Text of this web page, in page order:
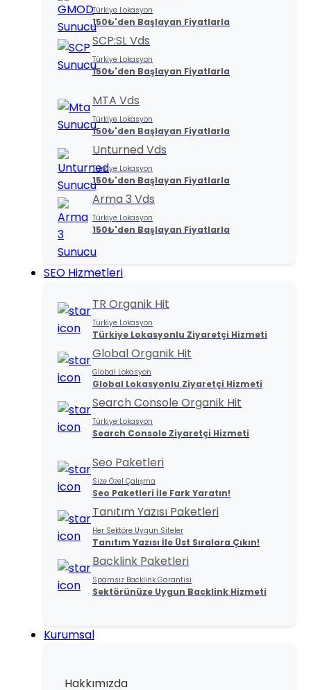
Türkiye Lokasyon
150₺'den Başlayan Fiyatlarla
SCP:SL Vds
Türkiye Lokasyon
150₺'den Başlayan Fiyatlarla
MTA Vds
Türkiye Lokasyon
150₺'den Başlayan Fiyatlarla
Unturned Vds
Türkiye Lokasyon
150₺'den Başlayan Fiyatlarla
Arma 3 Vds
Türkiye Lokasyon
150₺'den Başlayan Fiyatlarla
SEO Hizmetleri
TR Organik Hit
Türkiye Lokasyon
Türkiye Lokasyonlu Ziyaretçi Hizmeti
Global Organik Hit
Global Lokasyon
Global Lokasyonlu Ziyaretçi Hizmeti
Search Console Organik Hit
Türkiye Lokasyon
Search Console Ziyaretçi Hizmeti
Seo Paketleri
Size Özel Çalışma
Seo Paketleri İle Fark Yaratın!
Tanıtım Yazısı Paketleri
Her Sektöre Uygun Siteler
Tanıtım Yazısı İle Üst Sıralara Çıkın!
Backlink Paketleri
Spamsız Backlink Garantisi
Sektörünüze Uygun Backlink Hizmeti
Kurumsal
Hakkımızda